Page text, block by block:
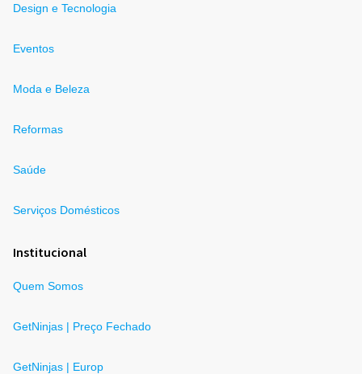
Design e Tecnologia
Eventos
Moda e Beleza
Reformas
Saúde
Serviços Domésticos
Institucional
Quem Somos
GetNinjas | Preço Fechado
GetNinjas | Europ